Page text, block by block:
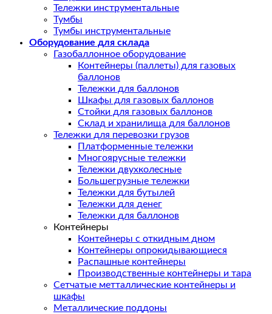
Тележки инструментальные
Тумбы
Тумбы инструментальные
Оборудование для склада
Газобаллонное оборудование
Контейнеры (паллеты) для газовых
баллонов
Тележки для баллонов
Шкафы для газовых баллонов
Стойки для газовых баллонов
Склад и хранилища для баллонов
Тележки для перевозки грузов
Платформенные тележки
Многоярусные тележки
Тележки двухколесные
Большегрузные тележки
Тележки для бутылей
Тележки для денег
Тележки для баллонов
Контейнеры
Контейнеры с откидным дном
Контейнеры опрокидывающиеся
Распашные контейнеры
Производственные контейнеры и тара
Сетчатые метталлические контейнеры и
шкафы
Металлические поддоны